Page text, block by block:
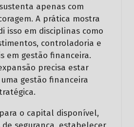
apenas com
A prática mostra
isso em disciplinas como
controladoria e
em gestão financeira.
precisa estar
gestão financeira
o capital disponível,